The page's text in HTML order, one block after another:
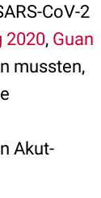
CoV-2
2020, Guan
mussten,
Akut-